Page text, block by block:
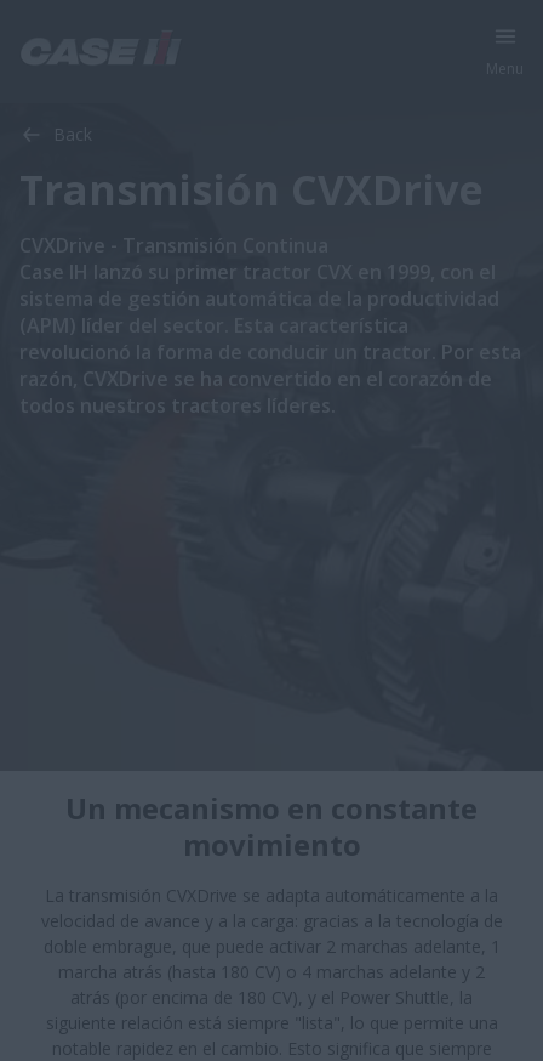
Back
Transmisión CVXDrive
CVXDrive​ - Transmisión Continua
​Case IH lanzó su primer tractor CVX en 1999, con el
sistema de gestión automática de la productividad
(APM) líder del sector. Esta característica
revolucionó la forma de conducir un tractor. Por esta
razón, CVXDrive se ha convertido en el corazón de
todos nuestros tractores líderes.
Un mecanismo en constante
movimiento
La transmisión CVXDrive se adapta automáticamente a la
velocidad de avance y a la carga: gracias a la tecnología de
doble embrague, que puede activar 2 marchas adelante, 1
marcha atrás (hasta 180 CV) o 4 marchas adelante y 2
atrás (por encima de 180 CV), y el Power Shuttle, la
siguiente relación está siempre "lista", lo que permite una
notable rapidez en el cambio. Esto significa que siempre